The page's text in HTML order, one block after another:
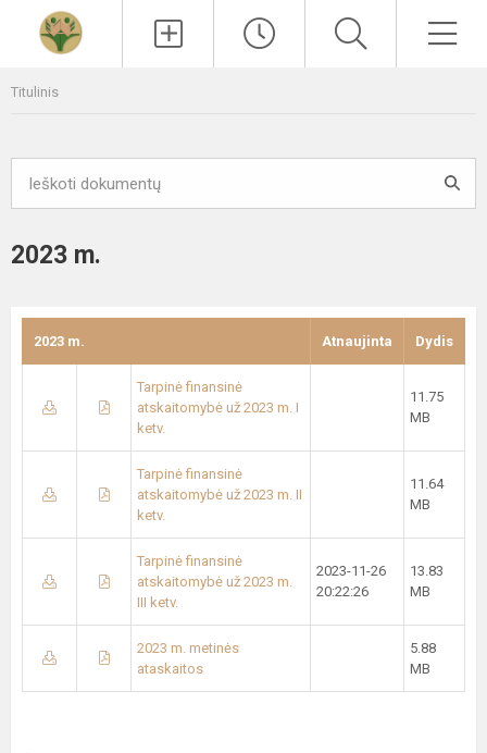
Titulinis
2023 m.
2023 m. Atnaujinta Dydis
Tarpinė finansinė
atskaitomybė už 2023 m. I
ketv.
11.75
MB
Tarpinė finansinė
atskaitomybė už 2023 m. II
ketv.
11.64
MB
Tarpinė finansinė
atskaitomybė už 2023 m.
III ketv.
2023-11-26
20:22:26
13.83
MB
2023 m. metinės
ataskaitos
5.88
MB